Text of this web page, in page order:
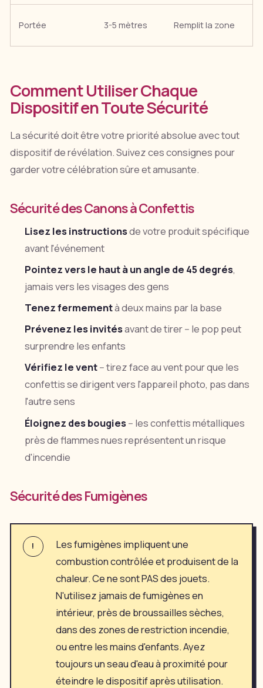
Portée 3-5 mètres Remplit la zone
Comment Utiliser Chaque
Dispositif en Toute Sécurité
La sécurité doit être votre priorité absolue avec tout
dispositif de révélation. Suivez ces consignes pour
garder votre célébration sûre et amusante.
Sécurité des Canons à Confettis
Lisez les instructionsde votre produit spécifique
avant l'événement
Pointez vers le haut à un angle de 45 degrés,
jamais vers les visages des gens
Tenez fermementà deux mains par la base
Prévenez les invitésavant de tirer -- le pop peut
surprendre les enfants
Vérifiez le vent-- tirez face au vent pour que les
confettis se dirigent vers l'appareil photo, pas dans
l'autre sens
Éloignez des bougies-- les confettis métalliques
près de flammes nues représentent un risque
d'incendie
Sécurité des Fumigènes
!
Les fumigènes impliquent une
combustion contrôlée et produisent de la
chaleur. Ce ne sont PAS des jouets.
N'utilisez jamais de fumigènes en
intérieur, près de broussailles sèches,
dans des zones de restriction incendie,
ou entre les mains d'enfants. Ayez
toujours un seau d'eau à proximité pour
éteindre le dispositif après utilisation.